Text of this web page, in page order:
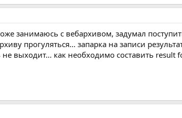
занимаюсь с вебархивом, задумал
прогуляться... запарка на записи
не выходит... как необходимо составить